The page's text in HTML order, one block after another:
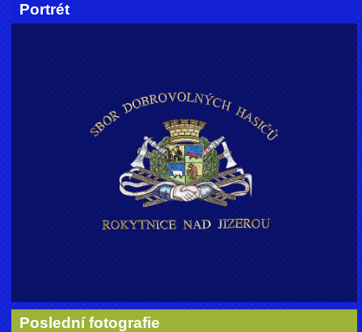
Portrét
Poslední fotografie